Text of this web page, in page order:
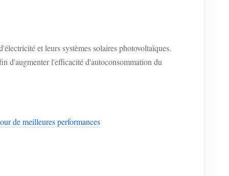
et leurs systèmes solaires photovoltaïques.
d'augmenter l'efficacité d'autoconsommation du
de meilleures performances